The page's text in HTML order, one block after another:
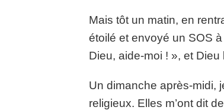
Mais tôt un matin, en
étoilé et envoyé un SOS
Dieu, aide-moi ! », et
Un dimanche après-midi,
religieux. Elles m’ont dit